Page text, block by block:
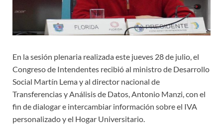
En la sesión plenaria realizada este jueves 28 de julio, el
Congreso de Intendentes recibió al ministro de Desarrollo
Social Martín Lema y al director nacional de
Transferencias y Análisis de Datos, Antonio Manzi, con el
fin de dialogar e intercambiar información sobre el IVA
personalizado y el Hogar Universitario.